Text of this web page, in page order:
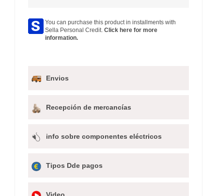
You can purchase this product in installments with
Sella Personal Credit. Click here for more
information.
Envios
Recepción de mercancías
info sobre componentes eléctricos
Tipos Dde pagos